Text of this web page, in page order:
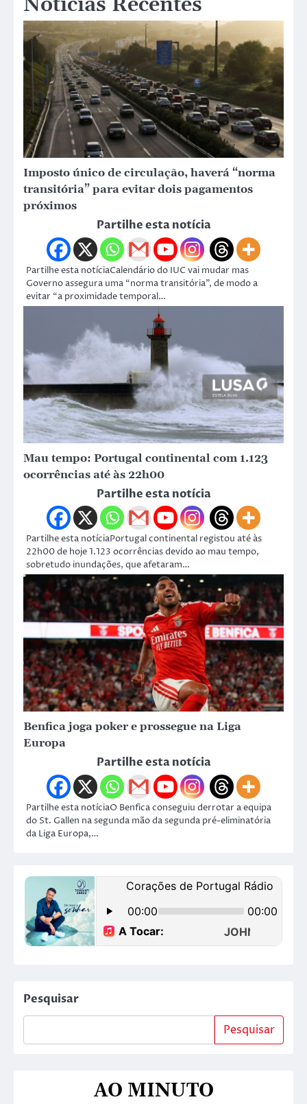
Imposto único de circulação, haverá “norma
transitória” para evitar dois pagamentos
próximos
Partilhe esta notícia
Partilhe esta notíciaCalendário do IUC vai mudar mas
Governo assegura uma “norma transitória”, de modo a
evitar “a proximidade temporal…
Mau tempo: Portugal continental com 1.123
ocorrências até às 22h00
Partilhe esta notícia
Partilhe esta notíciaPortugal continental registou até às
22h00 de hoje 1.123 ocorrências devido ao mau tempo,
sobretudo inundações, que afetaram…
Benfica joga poker e prossegue na Liga
Europa
Partilhe esta notícia
Partilhe esta notíciaO Benfica conseguiu derrotar a equipa
do St. Gallen na segunda mão da segunda pré-eliminatória
da Liga Europa,…
Pesquisar
Pesquisar
AO MINUTO